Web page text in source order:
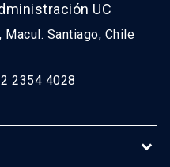
UC
Macul. Santiago, Chile
2354 4028